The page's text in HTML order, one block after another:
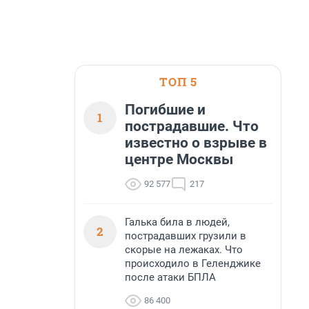
ТОП 5
1
Погибшие и
пострадавшие. Что
известно о взрыве в
центре Москвы
92 577 217
2
Галька била в людей,
пострадавших грузили в
скорые на лежаках. Что
происходило в Геленджике
после атаки БПЛА
86 400